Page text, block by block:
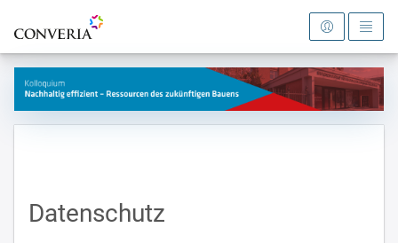
Zur Startseite
Datenschutz